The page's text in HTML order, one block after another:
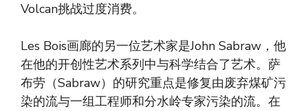
Volcan挑战过度消费。
Les Bois画廊的另一位艺术家是John Sabraw，他
在他的开创性艺术系列中与科学结合了艺术。萨
布劳（Sabraw）的研究重点是修复由废弃煤矿污
染的流与一组工程师和分水岭专家污染的流。在